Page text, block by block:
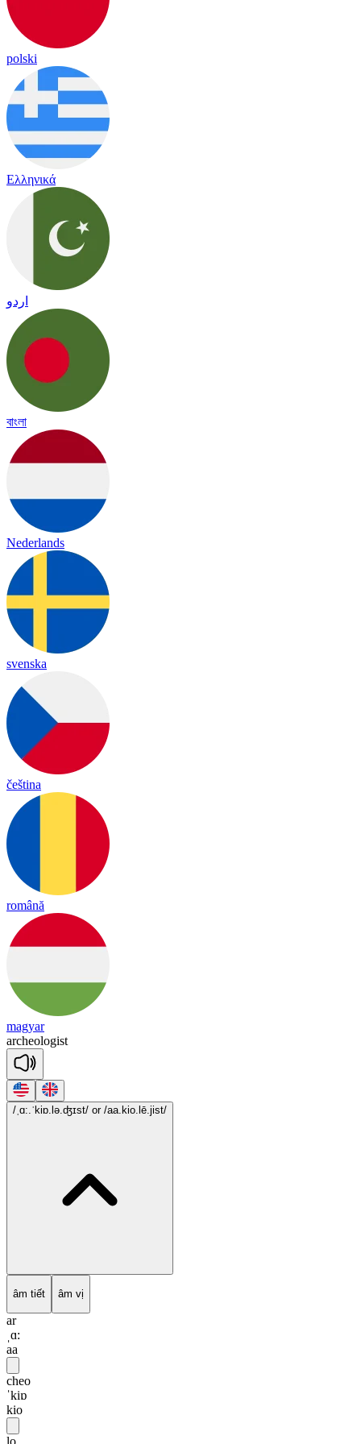
polski
Ελληνικά
اردو
বাংলা
Nederlands
svenska
čeština
română
magyar
archeologist
/ˌɑ:.ˈkiɒ.lə.ʤɪst/ or /aa.kio.lē.jist/
âm tiết âm vị
ar
ˌɑ:
aa
cheo
ˈkiɒ
kio
lo